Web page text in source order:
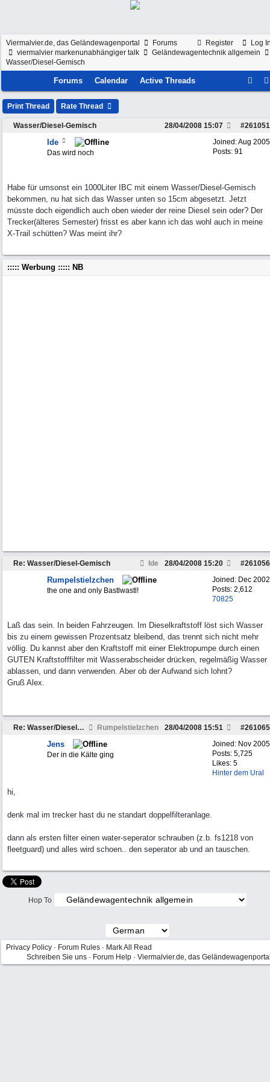
Register Log
Viermalvier.de, das Geländewagenportal
Forums
viermalvier markenunabhängiger talk
Geländewagentechnik allgemein
Wasser/Diesel-Gemisch
Forums Calendar Active Threads
Print Thread Rate Thread
Wasser/Diesel-Gemisch #261051
28/04/2008 15:07
Joined:Aug 2005
Posts: 91
Ide
Das wird noch
Habe für umsonst ein 1000Liter IBC mit einem Wasser/Diesel-Gemisch
bekommen, nu hat sich das Wasser unten so 15cm abgesetzt. Jetzt
müsste doch eigendlich auch oben wieder der reine Diesel sein oder? Der
Trecker(älteres Semester) frisst es aber kann ich das wohl auch in meine
X-Trail schütten? Was meint ihr?
::::: Werbung ::::: NB
Re: Wasser/Diesel-Gemisch Ide #261056
28/04/2008 15:20
Joined: Dec 2002
Posts: 2,612
70825
Rumpelstielzchen
the one and only Bastlwastl!
Laß das sein. In beiden Fahrzeugen. Im Dieselkraftstoff löst sich Wasser
bis zu einem gewissen Prozentsatz bleibend, das trennt sich nicht mehr
völlig. Du kannst aber den Kraftstoff mit einer Elektropumpe durch einen
GUTEN Kraftstofffilter mit Wasserabscheider drücken, regelmäßig Wasser
ablassen, und dann verwenden. Aber ob der Aufwand sich lohnt?
Gruß Alex.
Re: Wasser/Diesel-Gemisch Rumpelstielzchen #261065
28/04/2008 15:51
Joined: Nov 2005
Posts: 5,725
Likes: 5
Hinter dem Ural
Jens
Der in die Kälte ging
hi,
denk mal im trecker hast du ne standart doppelfilteranlage.
dann als ersten filter einen water-seperator schrauben (z.b. fs1218 von
fleetguard) und alles wird schoen.. den seperator ab und an tauschen.
Hop To
Privacy Policy · Forum Rules · Mark All Read
Schreiben Sie uns · Forum Help · Viermalvier.de, das